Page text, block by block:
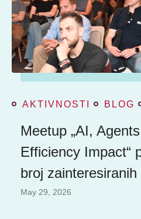
AKTIVNOSTI BLOG
Meetup „AI,
Efficiency Impact“
broj zainteresiranih
May 29, 2026